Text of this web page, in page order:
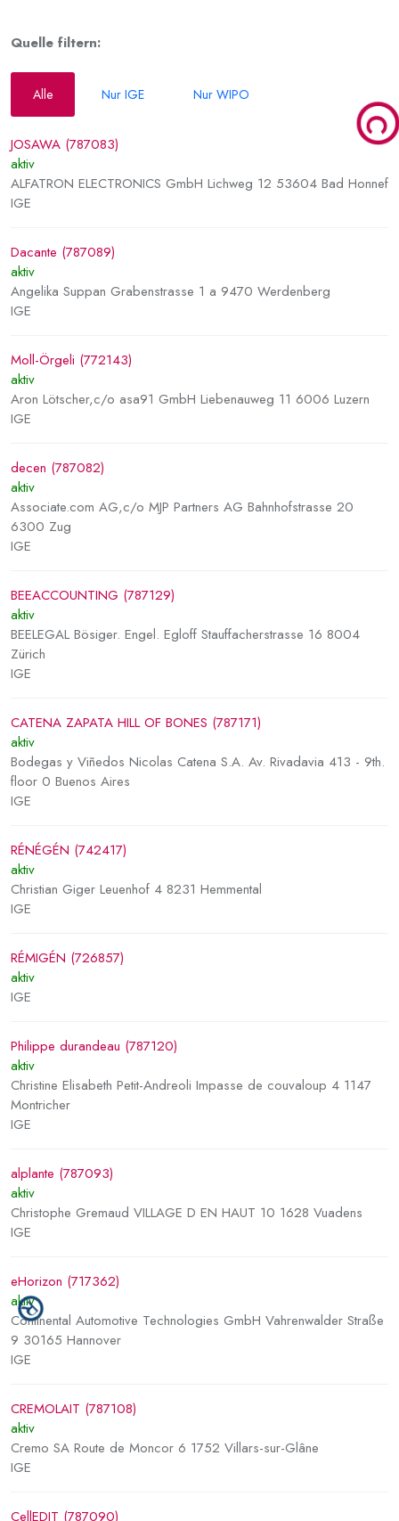
Quelle filtern:
Alle Nur IGE Nur WIPO
JOSAWA (787083)
aktiv
ALFATRON ELECTRONICS GmbH Lichweg 12 53604 Bad Honnef
IGE
Dacante (787089)
aktiv
Angelika Suppan Grabenstrasse 1 a 9470 Werdenberg
IGE
Moll-Örgeli (772143)
aktiv
Aron Lötscher,c/o asa91 GmbH Liebenauweg 11 6006 Luzern
IGE
decen (787082)
aktiv
Associate.com AG,c/o MJP Partners AG Bahnhofstrasse 20
6300 Zug
IGE
BEEACCOUNTING (787129)
aktiv
BEELEGAL Bösiger. Engel. Egloff Stauffacherstrasse 16 8004
Zürich
IGE
CATENA ZAPATA HILL OF BONES (787171)
aktiv
Bodegas y Viñedos Nicolas Catena S.A. Av. Rivadavia 413 - 9th.
floor 0 Buenos Aires
IGE
RÉNÉGÉN (742417)
aktiv
Christian Giger Leuenhof 4 8231 Hemmental
IGE
RÉMIGÉN (726857)
aktiv
IGE
Philippe durandeau (787120)
aktiv
Christine Elisabeth Petit-Andreoli Impasse de couvaloup 4 1147
Montricher
IGE
alplante (787093)
aktiv
Christophe Gremaud VILLAGE D EN HAUT 10 1628 Vuadens
IGE
eHorizon (717362)
aktiv
Continental Automotive Technologies GmbH Vahrenwalder Straße
9 30165 Hannover
IGE
CREMOLAIT (787108)
aktiv
Cremo SA Route de Moncor 6 1752 Villars-sur-Glâne
IGE
CellEDIT (787090)